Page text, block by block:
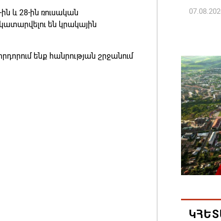
և 28-ին ռուսական
են կրակային
ենք հանրության շրջանում
Հայ
և
նիստը